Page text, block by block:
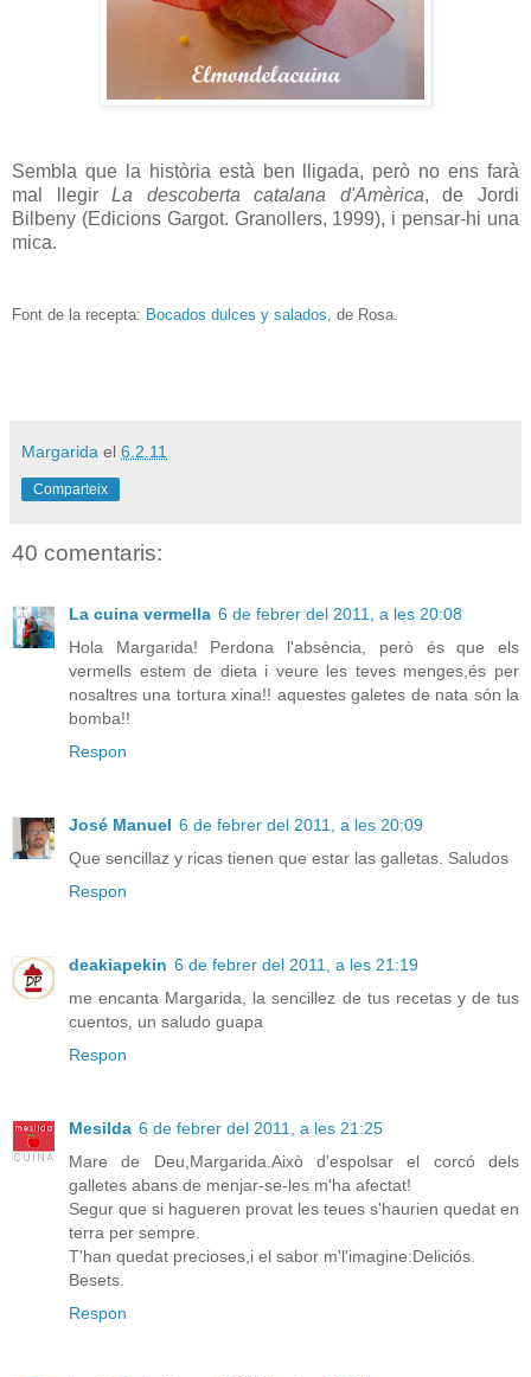
Sembla que la història està ben lligada, però no ens farà
mal llegirLa descoberta catalana d'Amèrica, de Jordi
Bilbeny (Edicions Gargot. Granollers, 1999), i pensar-hi una
mica.
Font de la recepta: Bocados dulces y salados , de Rosa.
Margarida el 6.2.11
Comparteix
40 comentaris:
La cuina vermella 6 de febrer del 2011, a les 20:08
Hola Margarida! Perdona l'absència, però és que els
vermells estem de dieta i veure les teves menges,és per
nosaltres una tortura xina!! aquestes galetes de nata són la
bomba!!
Respon
José Manuel 6 de febrer del 2011, a les 20:09
Que sencillaz y ricas tienen que estar las galletas. Saludos
Respon
deakiapekin 6 de febrer del 2011, a les 21:19
me encanta Margarida, la sencillez de tus recetas y de tus
cuentos, un saludo guapa
Respon
Mesilda 6 de febrer del 2011, a les 21:25
Mare de Deu,Margarida.Això d'espolsar el corcó dels
galletes abans de menjar-se-les m'ha afectat!
Segur que si hagueren provat les teues s'haurien quedat en
terra per sempre.
T'han quedat precioses,i el sabor m'l'imagine:Deliciós.
Besets.
Respon